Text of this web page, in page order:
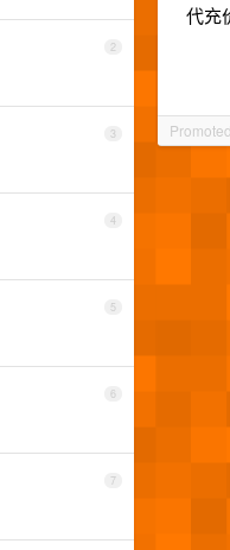
代充
2
3
4
5
6
7